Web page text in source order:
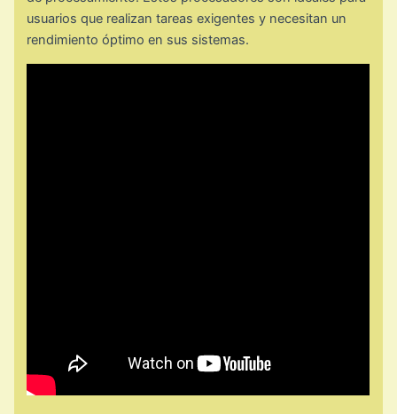
usuarios que realizan tareas exigentes y necesitan un
rendimiento óptimo en sus sistemas.